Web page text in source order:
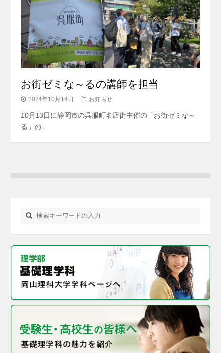
お街ゼミな～るの講師を担当
2024年10月14日 お知らせ
10月13日に静岡市の呉服町名店街主催の「お街ゼミな～
る」の…